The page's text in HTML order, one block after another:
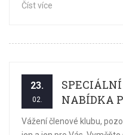
Číst více
23.
02.
NABÍDKA
Vážení členové klubu,